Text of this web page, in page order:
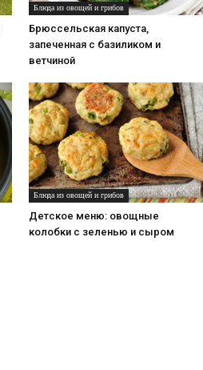
Блюда из овощей и грибов
Брюссельская капуста,
запеченная с базиликом и
ветчиной
Блюда из овощей и грибов
Детское меню: овощные
колобки с зеленью и сыром